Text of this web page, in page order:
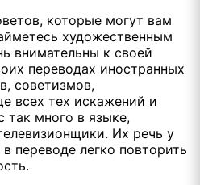
которые могут вам
художественным
внимательны к своей
переводах иностранных
советизмов,
всех тех искажений и
так много в языке,
Их речь у
переводе легко повторить